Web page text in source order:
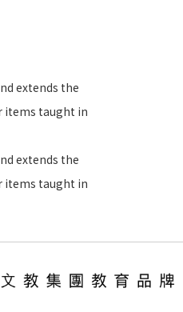
extends the
items taught in
extends the
items taught in